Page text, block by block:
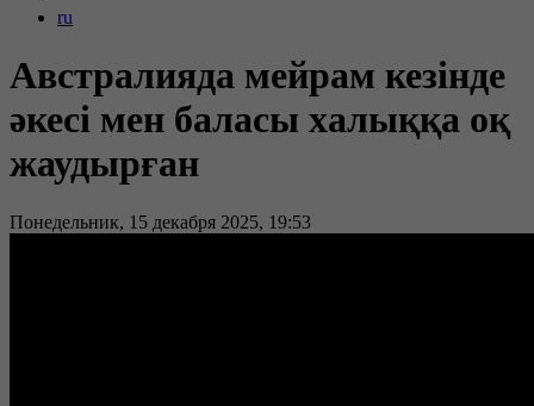
ru
Австралияда мейрам кезінде
әкесі мен баласы халыққа оқ
жаудырған
Понедельник, 15 декабря 2025, 19:53